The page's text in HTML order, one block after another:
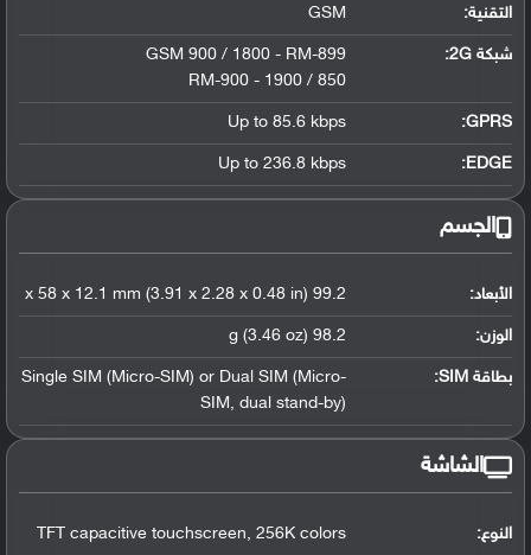
التقنية: GSM
شبكة 2G:
GSM 900 / 1800 - RM-899
850 / 1900 - RM-900
GPRS:
Up to 85.6 kbps
EDGE:
Up to 236.8 kbps
الجسم
الأبعاد: 99.2 x 58 x 12.1 mm (3.91 x 2.28 x 0.48 in)
الوزن: 98.2 g (3.46 oz)
بطاقة SIM:
Single SIM (Micro-SIM) or Dual SIM (Micro-
SIM, dual stand-by)
الشاشة
النوع: TFT capacitive touchscreen, 256K colors